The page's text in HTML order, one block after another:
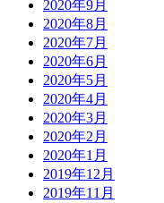
2020年9月
2020年8月
2020年7月
2020年6月
2020年5月
2020年4月
2020年3月
2020年2月
2020年1月
2019年12月
2019年11月